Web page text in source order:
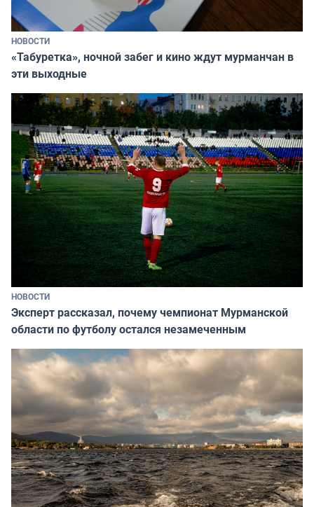
НОВОСТИ
«Табуретка», ночной забег и кино ждут мурманчан в
эти выходные
НОВОСТИ
Эксперт рассказал, почему чемпионат Мурманской
области по футболу остался незамеченным